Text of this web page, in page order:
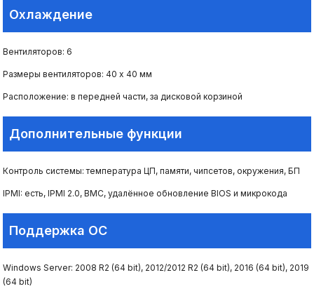
Охлаждение
Вентиляторов: 6
Размеры вентиляторов: 40 х 40 мм
Расположение: в передней части, за дисковой корзиной
Дополнительные функции
Контроль системы: температура ЦП, памяти, чипсетов, окружения, БП
IPMI: есть, IPMI 2.0, BMC, удалённое обновление BIOS и микрокода
Поддержка ОС
Windows Server: 2008 R2 (64 bit), 2012/2012 R2 (64 bit), 2016 (64 bit), 2019
(64 bit)